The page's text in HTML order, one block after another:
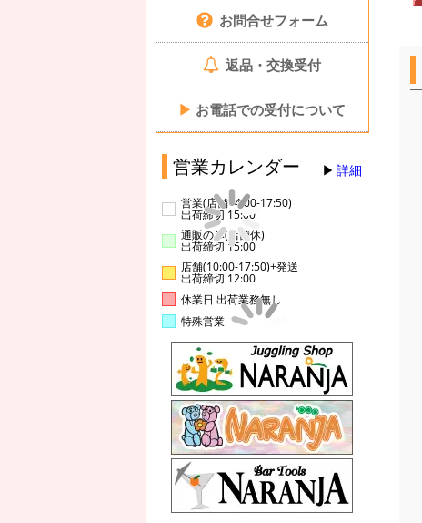
お問合せフォーム
返品・交換受付
▶ お電話での受付について
営業カレンダー 詳細
営業(店舗14:00-17:50)
出荷締切 15:00
通販のみ(店舗休)
出荷締切 15:00
店舗(10:00-17:50)+発送
出荷締切 12:00
休業日 出荷業務無し
特殊営業